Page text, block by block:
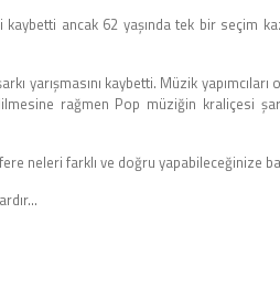
ancak 62 yaşında tek bir seçim
yarışmasını kaybetti. Müzik
rağmen Pop müziğin kraliçesi
neleri farklı ve doğru yapabileceğinize